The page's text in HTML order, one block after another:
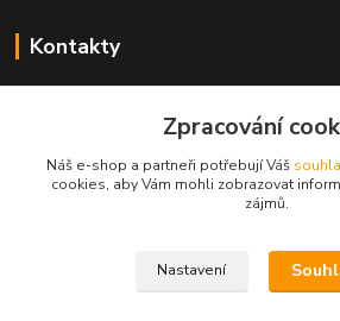
Kontakty
+420 608 942 360
(Po-Pá, 10-16 hod.)
Zpracování
Náš e-shop a partneři potřebují Váš
cookies, aby Vám mohli zobrazovat
zájmů.
Nastavení